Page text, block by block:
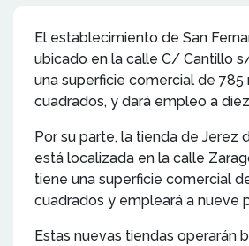
El establecimiento de San
ubicado en la calle C/ Cantillo
una superficie comercial de 785
cuadrados, y dará empleo a
Por su parte, la tienda de Jerez
está localizada en la calle
tiene una superficie comercial
cuadrados y empleará a nueve
Estas nuevas tiendas operarán